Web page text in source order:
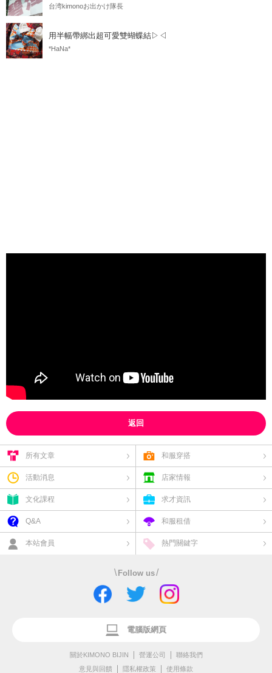
台湾kimonoお出かけ隊長
用半幅帶綁出超可愛雙蝴蝶結▷◁
*HaNa*
返回
所有文章 和服穿搭
活動消息 店家情報
文化課程 求才資訊
Q&A 和服租借
本站會員 熱門關鍵字
\ Follow us/
電腦版網頁
關於KIMONO BIJIN 營運公司
聯絡我們
意見與回饋
隱私權政策 使用條款